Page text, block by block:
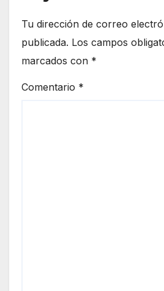
Tu dirección de correo
publicada. Los campos
marcados con *
Comentario *